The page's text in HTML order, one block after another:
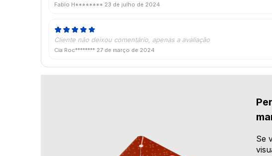
Fabio H******** 23 de julho de 2024
Cliente não deixou comentário, apenas a avaliação
Cia Roc******** 27 de março de 2024
Se